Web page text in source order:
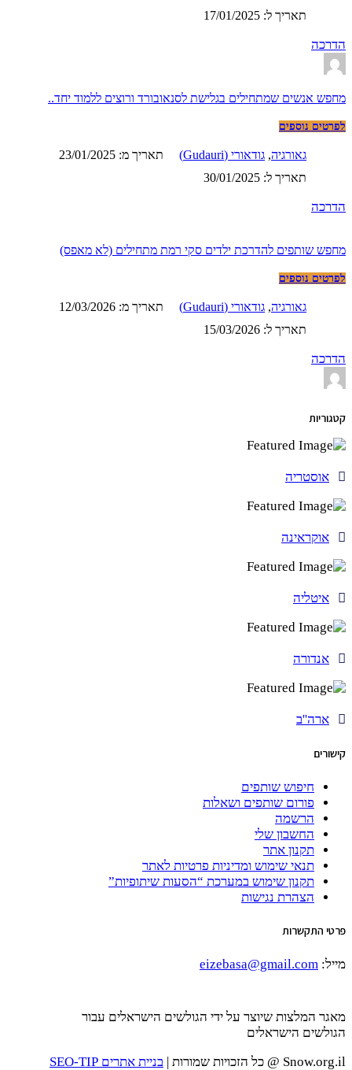
תאריך ל: 17/01/2025
הדרכה
מחפש אנשים שמתחילים בגלישת לסנאובורד ורוצים ללמוד יחד..
לפרטים נוספים
גאורגיה, גודאורי (Gudauri)
תאריך מ: 23/01/2025
תאריך ל: 30/01/2025
הדרכה
מחפש שותפים להדרכת ילדים סקי רמת מתחילים (לא מאפס)
לפרטים נוספים
גאורגיה, גודאורי (Gudauri)
תאריך מ: 12/03/2026
תאריך ל: 15/03/2026
הדרכה
קטגוריות
אוסטריה
אוקראינה
איטליה
אנדורה
ארה''ב
קישורים
חיפוש שותפים
פורום שותפים ושאלות
הרשמה
החשבון שלי
תקנון אתר
תנאי שימוש ומדיניות פרטיות לאתר
תקנון שימוש במערכת “הסעות שיתופיות”
הצהרת נגישות
פרטי התקשרות
מייל: eizebasa@gmail.com
מאגר המלצות שיוצר על ידי הגולשים הישראלים עבור
הגולשים הישראלים
Snow.org.il @ כל הזכויות שמורות |
בניית אתרים SEO-TIP